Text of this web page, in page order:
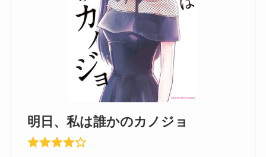
明日、私は誰かのカノジョ